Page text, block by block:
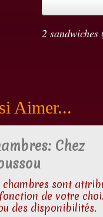
2
Aimer...
Chez
chambres sont
de votre
des disponibilités.